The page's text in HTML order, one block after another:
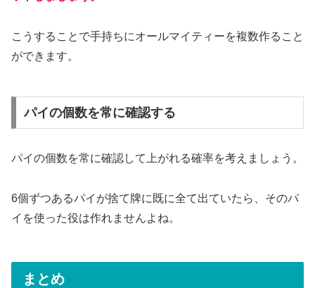
こうすることで手持ちにオールマイティーを複数作ること
ができます。
パイの個数を常に確認する
パイの個数を常に確認して上がれる確率を考えましょう。
6個ずつあるパイが捨て牌に既に全て出ていたら、そのパ
イを使った役は作れませんよね。
まとめ